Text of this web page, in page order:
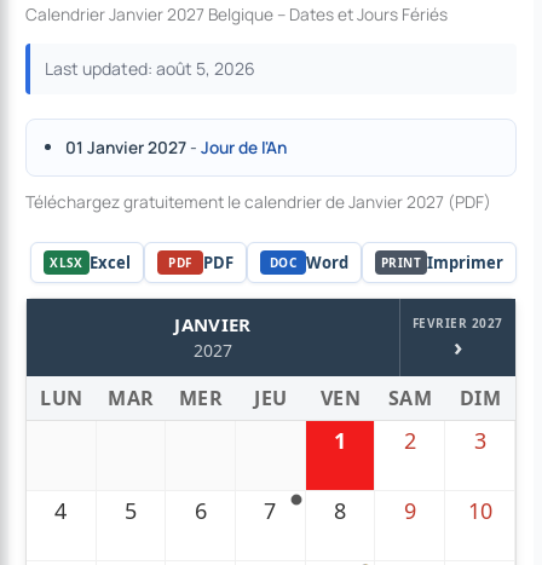
Calendrier Janvier 2027 Belgique – Dates et Jours Fériés
Last updated: août 5, 2026
01 Janvier 2027-Jour de l'An
Téléchargez gratuitement le calendrier de Janvier 2027 (PDF)
XLSX Excel PDF PDF DOC Word PRINT Imprimer
JANVIER
2027
FEVRIER 2027
›
LUN MAR MER JEU VEN SAM DIM
1 2 3
4 5 6 7 8 9 10